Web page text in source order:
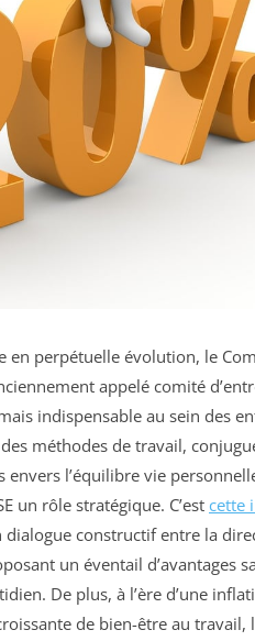
en perpétuelle évolution, le
appelé comité
indispensable au sein des
méthodes de travail,
envers l’équilibre vie
un rôle stratégique. C’est cette
constructif entre la
un éventail d’avantages
De plus, à l’ère d’une
de bien-être au travail,